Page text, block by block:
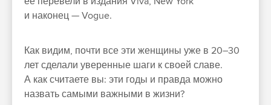
и наконец — Vogue.
Как видим, почти все эти женщины уже в 20–30
лет сделали уверенные шаги к своей славе.
А как считаете вы: эти годы и правда можно
назвать самыми важными в жизни?